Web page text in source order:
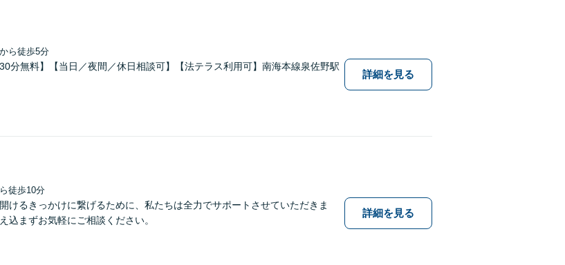
から徒歩5分
分無料】【当日／夜間／休日相談可】【法テラス利用可】南海本線泉佐野駅
詳細を見る
徒歩10分
けるきっかけに繋げるために、私たちは全力でサポートさせていただきま
込まずお気軽にご相談ください。
詳細を見る